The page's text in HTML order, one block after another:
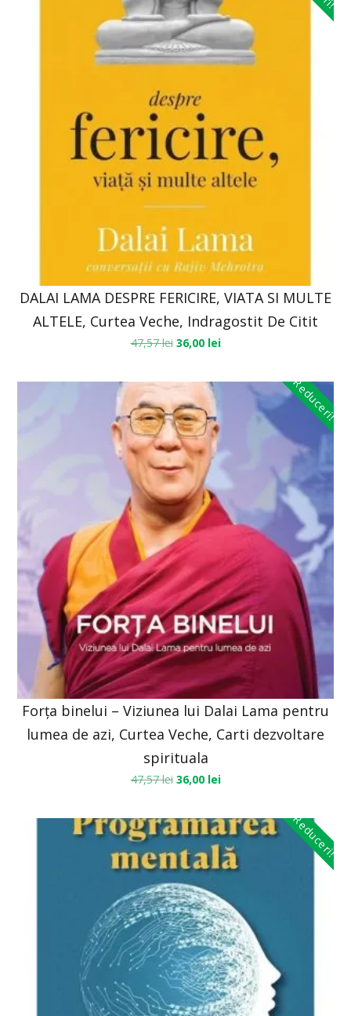
DALAI LAMA DESPRE FERICIRE, VIATA SI MULTE
ALTELE, Curtea Veche, Indragostit De Citit
47,57lei 36,00 lei
Reduceri!
Forța binelui – Viziunea lui Dalai Lama pentru
lumea de azi, Curtea Veche, Carti dezvoltare
spirituala
47,57lei 36,00 lei
Reduceri!